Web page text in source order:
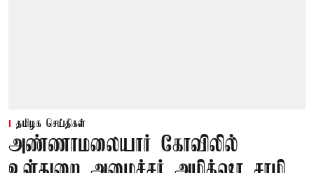
தமிழக செய்திகள்
அண்ணாமலையார் கோவிலில்